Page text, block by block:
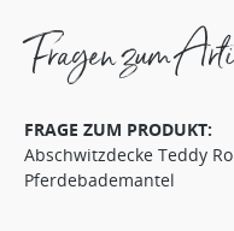
Fragen zum
FRAGE ZUM PRODUKT:
Abschwitzdecke Teddy
Pferdebademantel